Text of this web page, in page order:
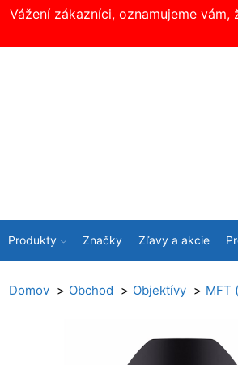
Vážení zákazníci, oznamujeme
Produkty Značky Zľavy a akcie
Domov Obchod Objektívy MFT